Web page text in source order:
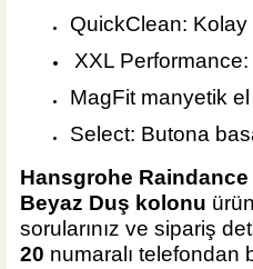
QuickClean:
XXL
MagFit manyetik
Select: Butona
Hansgrohe
Beyaz Duş kolonu
sorularınız ve sipariş
20 numaralı telefondan